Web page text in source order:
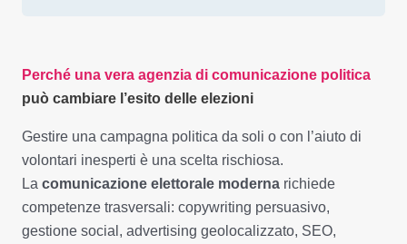
Perché una vera agenzia di comunicazione politica
può cambiare l’esito delle elezioni
Gestire una campagna politica da soli o con l’aiuto di
volontari inesperti è una scelta rischiosa.
La comunicazione elettorale moderna richiede
competenze trasversali: copywriting persuasivo,
gestione social, advertising geolocalizzato, SEO,